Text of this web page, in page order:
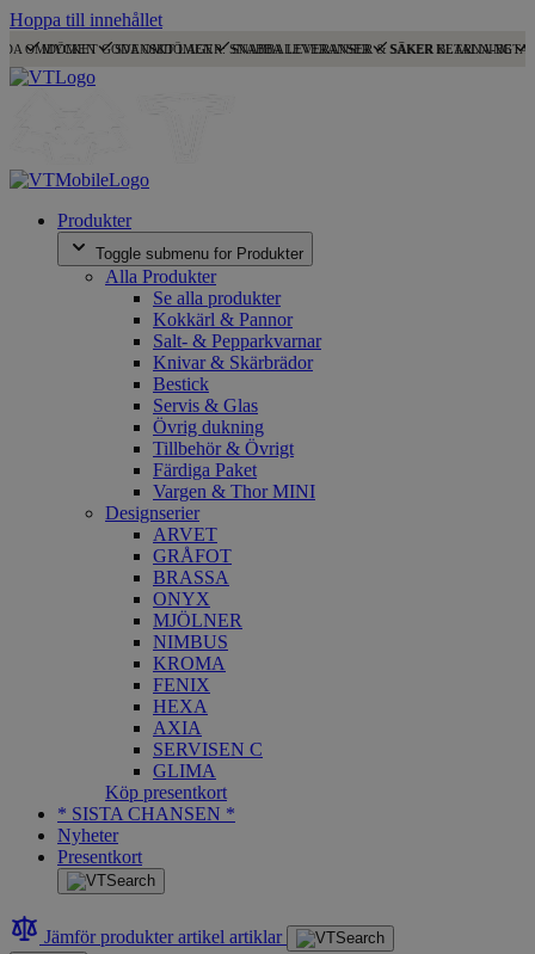
Hoppa till innehållet
OMDÖMEN SVENSKT LAGER: SNABBA LEVERANSER SÄKER KLARNA-
MYCKET GODA OMDÖMEN SNABBA LEVERANSER & SÄKER BETALNING
Produkter
Toggle submenu for Produkter
Alla Produkter
Se alla produkter
Kokkärl & Pannor
Salt- & Pepparkvarnar
Knivar & Skärbrädor
Bestick
Servis & Glas
Övrig dukning
Tillbehör & Övrigt
Färdiga Paket
Vargen & Thor MINI
Designserier
ARVET
GRÅFOT
BRASSA
ONYX
MJÖLNER
NIMBUS
KROMA
FENIX
HEXA
AXIA
SERVISEN C
GLIMA
Köp presentkort
* SISTA CHANSEN *
Nyheter
Presentkort
Jämför produkter artikel artiklar